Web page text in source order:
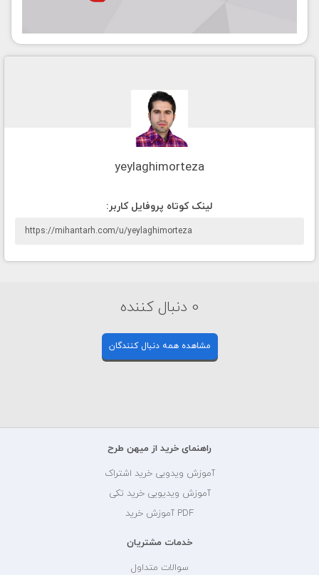
yeylaghimorteza
لينک کوتاه پروفايل کاربر:
0 دنبال کننده
مشاهده همه دنبال کنندگان
راهنمای خرید از میهن طرح
آموزش ویدویی خرید اشتراک
آموزش ویدیویی خرید تکی
PDF آموزش خرید
خدمات مشتریان
سوالات متداول